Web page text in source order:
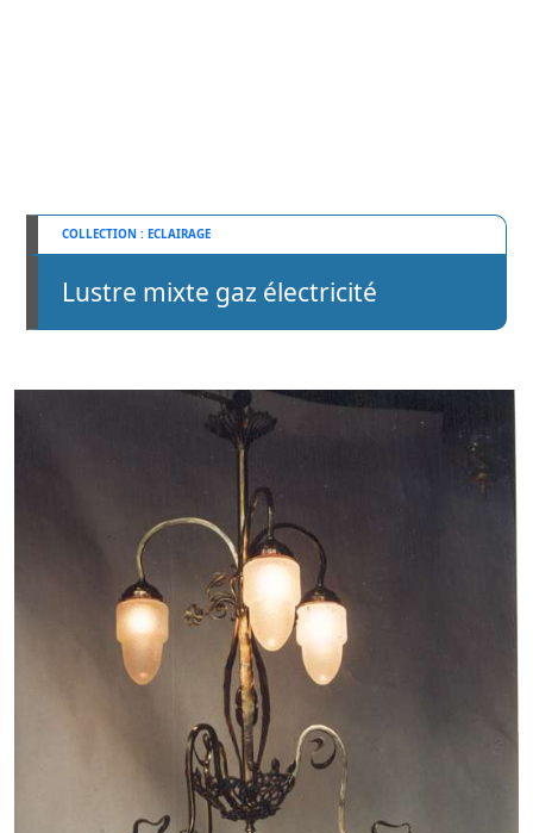
ECLAIRAGE
Lustre mixte gaz électricité